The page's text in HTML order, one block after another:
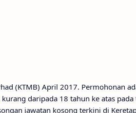
(KTMB) April 2017. Permohonan
daripada 18 tahun ke atas
jawatan kosong terkini di